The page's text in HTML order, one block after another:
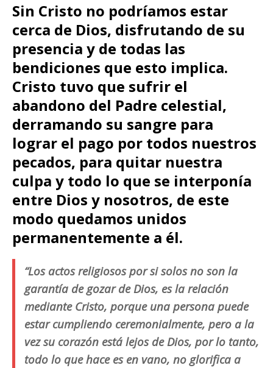
Sin Cristo no podríamos estar
cerca de Dios, disfrutando de su
presencia y de todas las
bendiciones que esto implica.
Cristo tuvo que sufrir el
abandono del Padre celestial,
derramando su sangre para
lograr el pago por todos nuestros
pecados, para quitar nuestra
culpa y todo lo que se interponía
entre Dios y nosotros, de este
modo quedamos unidos
permanentemente a él.
“Los actos religiosos por si solos no son la
garantía de gozar de Dios, es la relación
mediante Cristo, porque una persona puede
estar cumpliendo ceremonialmente, pero a la
vez su corazón está lejos de Dios, por lo tanto,
todo lo que hace es en vano, no glorifica a